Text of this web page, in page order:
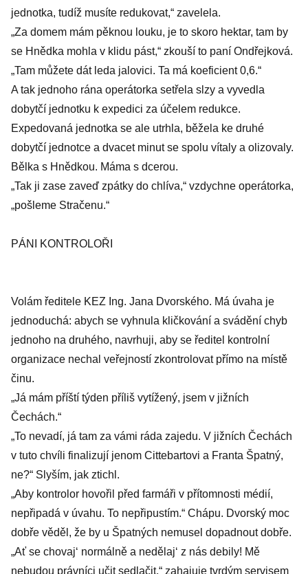
jednotka, tudíž musíte redukovat,“ zavelela.
„Za domem mám pěknou louku, je to skoro hektar, tam by
se Hnědka mohla v klidu pást,“ zkouší to paní Ondřejková.
„Tam můžete dát leda jalovici. Ta má koeficient 0,6.“
A tak jednoho rána operátorka setřela slzy a vyvedla
dobytčí jednotku k expedici za účelem redukce.
Expedovaná jednotka se ale utrhla, běžela ke druhé
dobytčí jednotce a dvacet minut se spolu vítaly a olizovaly.
Bělka s Hnědkou. Máma s dcerou.
„Tak ji zase zaveď zpátky do chlíva,“ vzdychne operátorka,
„pošleme Stračenu.“
PÁNI KONTROLOŘI
Volám ředitele KEZ Ing. Jana Dvorského. Má úvaha je
jednoduchá: abych se vyhnula kličkování a svádění chyb
jednoho na druhého, navrhuji, aby se ředitel kontrolní
organizace nechal veřejností zkontrolovat přímo na místě
činu.
„Já mám příští týden příliš vytížený, jsem v jižních
Čechách.“
„To nevadí, já tam za vámi ráda zajedu. V jižních Čechách
v tuto chvíli finalizují jenom Cittebartovi a Franta Špatný,
ne?“ Slyším, jak ztichl.
„Aby kontrolor hovořil před farmáři v přítomnosti médií,
nepřipadá v úvahu. To nepřipustím.“ Chápu. Dvorský moc
dobře věděl, že by u Špatných nemusel dopadnout dobře.
„Ať se chovaj‘ normálně a nedělaj‘ z nás debily! Mě
nebudou právníci učit sedlačit,“ zahajuje tvrdým servisem